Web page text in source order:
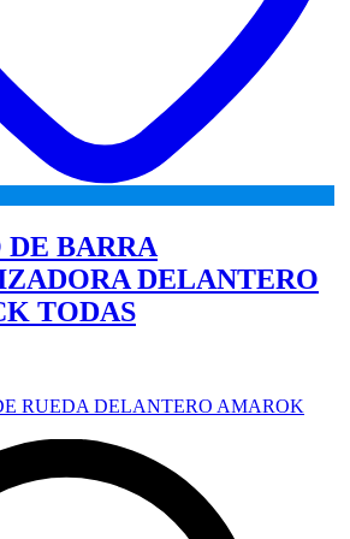
DE BARRA
DELANTERO
TODAS